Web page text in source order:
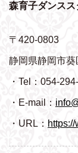
森育子ダンスス
〒420-0803
静岡県静岡市
・Tel：054-
・E-mail：
・URL：